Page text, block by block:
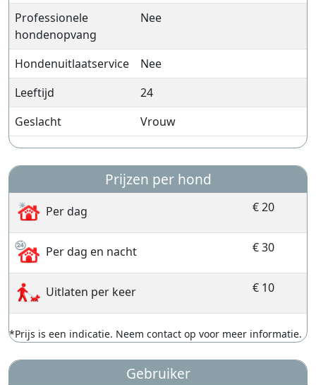
Professionele
hondenopvang
Nee
Hondenuitlaatservice
Nee
Leeftijd
24
Geslacht
Vrouw
Prijzen per hond
Per dag € 20
Per dag en nacht € 30
Uitlaten per keer € 10
*Prijs is een indicatie. Neem contact op voor meer informatie.
Gebruiker